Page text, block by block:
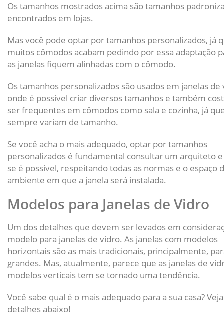
Os tamanhos mostrados acima são tamanhos
encontrados em lojas.
Mas você pode optar por tamanhos personalizados, já
muitos cômodos acabam pedindo por essa adaptação
as janelas fiquem alinhadas com o cômodo.
Os tamanhos personalizados são usados em janelas de
onde é possível criar diversos tamanhos e também
ser frequentes em cômodos como sala e cozinha, já
sempre variam de tamanho.
Se você acha o mais adequado, optar por tamanhos
personalizados é fundamental consultar um arquiteto
se é possível, respeitando todas as normas e o espaço
ambiente em que a janela será instalada.
Modelos para Janelas de Vidro
Um dos detalhes que devem ser levados em
modelo para janelas de vidro. As janelas com modelos
horizontais são as mais tradicionais, principalmente,
grandes. Mas, atualmente, parece que as janelas de
modelos verticais tem se tornado uma tendência.
Você sabe qual é o mais adequado para a sua casa?
detalhes abaixo!